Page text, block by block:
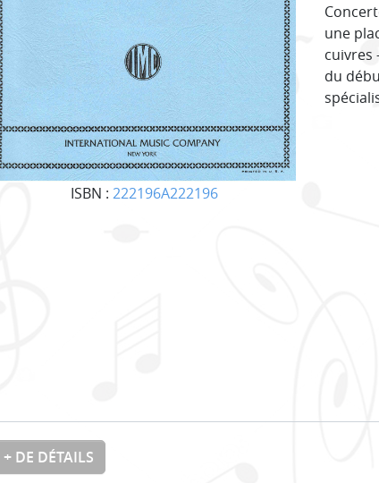
ISBN : 222196A222196
une
cuivres
du
+ DE DÉTAILS